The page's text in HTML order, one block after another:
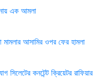
এক আমলা
আসামির ওপর ফের হামলা
কনটেন্ট ক্রিয়েটর রাফিয়ার